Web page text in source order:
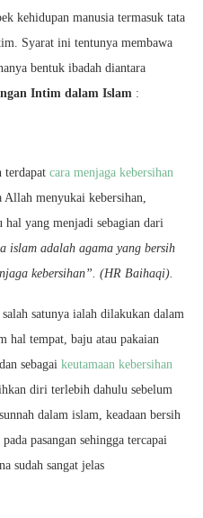
kehidupan manusia termasuk tata
Syarat ini tentunya membawa
bentuk ibadah diantara
Intim dalam Islam :
terdapat cara menjaga kebersihan
Allah menyukai kebersihan,
hal yang menjadi sebagian dari
islam adalah agama yang bersih
kebersihan”. (HR Baihaqi).
satunya ialah dilakukan dalam
hal tempat, baju atau pakaian
sebagai keutamaan kebersihan
diri terlebih dahulu sebelum
dalam islam, keadaan bersih
pasangan sehingga tercapai
sudah sangat jelas